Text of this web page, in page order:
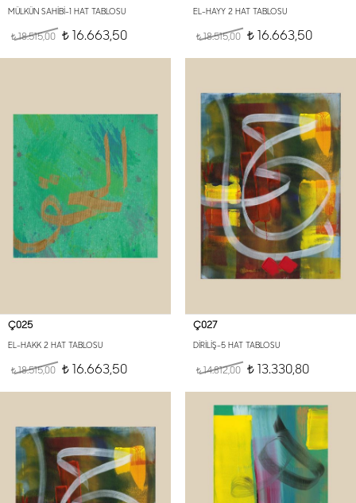
MÜLKÜN SAHİBİ-1 HAT TABLOSU
t18.515,00 t 16.663,50
EL-HAYY 2 HAT TABLOSU
t18.515,00 t16.663,50
Ç025
EL-HAKK 2 HAT TABLOSU
t18.515,00 t 16.663,50
Ç027
DİRİLİŞ-5 HAT TABLOSU
t14.812,00 t13.330,80